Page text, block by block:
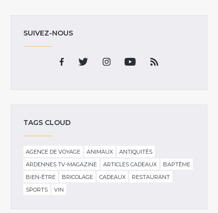
SUIVEZ-NOUS
TAGS CLOUD
AGENCE DE VOYAGE ANIMAUX
ANTIQUITÉS
ARDENNES TV-MAGAZINE
ARTICLES CADEAUX
BAPTÊME
BIEN-ÊTRE
BRICOLAGE CADEAUX
RESTAURANT
SPORTS
VIN